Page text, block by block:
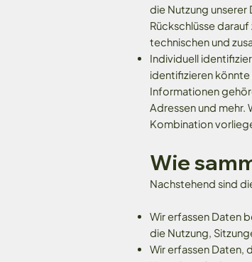
die Nutzung
Rückschlüsse
technischen und
Individuell
identifizieren könnte
Informationen
Adressen und
Kombination
Wie
Nachstehend sind
Wir erfassen Daten
die Nutzung,
Wir erfassen Daten,